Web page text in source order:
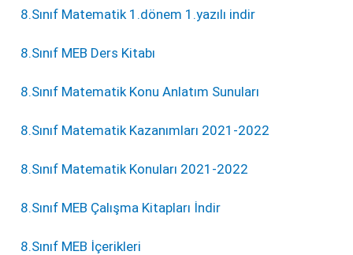
8.Sınıf Matematik 1.dönem 1.yazılı indir
8.Sınıf MEB Ders Kitabı
8.Sınıf Matematik Konu Anlatım Sunuları
8.Sınıf Matematik Kazanımları 2021-2022
8.Sınıf Matematik Konuları 2021-2022
8.Sınıf MEB Çalışma Kitapları İndir
8.Sınıf MEB İçerikleri